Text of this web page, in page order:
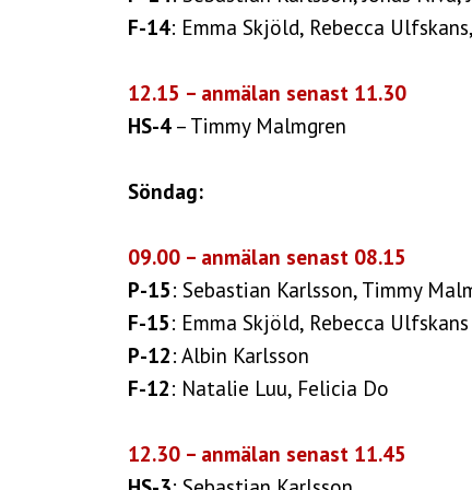
F-14: Emma Skjöld, Rebecca
12.15 – anmälan senast 11.30
HS-4 – Timmy Malmgren
Söndag:
09.00 – anmälan senast 08.15
P-15: Sebastian Karlsson, Timmy
F-15: Emma Skjöld, Rebecca Ulfskans
P-12: Albin Karlsson
F-12: Natalie Luu, Felicia Do
12.30 – anmälan senast 11.45